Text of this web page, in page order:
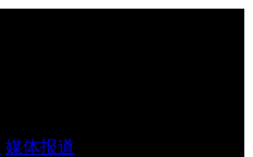
媒体报道